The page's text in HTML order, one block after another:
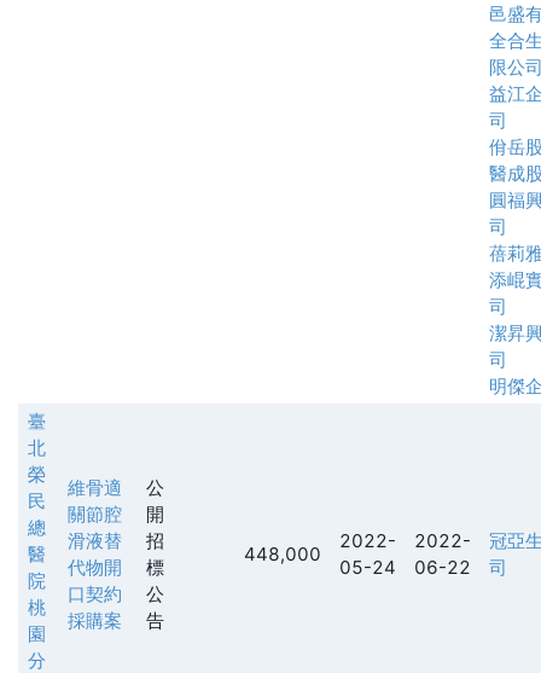
邑盛
全合
限公
益江
司
佾岳
醫成
圓福
司
蓓莉
添崐
司
潔昇
司
明傑
臺
北
榮
民
總
醫
院
桃
園
分
維骨適
關節腔
滑液替
代物開
口契約
採購案
公
開
招
標
公
告
448,000
2022-
05-24
2022-
06-22
冠亞
司